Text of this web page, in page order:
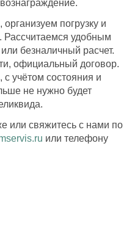
погрузку и
удобным
безналичный расчет.
официальный договор.
учётом состояния и
не нужно будет
или свяжитесь с нами по
или телефону